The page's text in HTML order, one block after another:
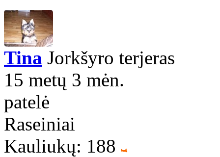
Tina Jorkšyro terjeras
15 metų 3 mėn.
patelė
Raseiniai
Kauliukų: 188